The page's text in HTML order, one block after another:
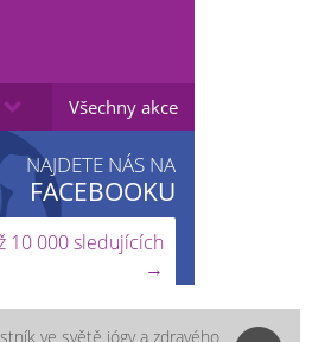
Všechny akce
NAJDETE NÁS NA
FACEBOOKU
10 000 sledujících
→
ve světě jógy a zdravého